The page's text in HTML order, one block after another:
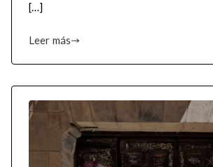
[…]
Leer más